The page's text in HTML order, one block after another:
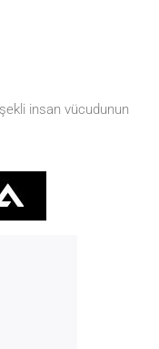
şekli insan vücudunun